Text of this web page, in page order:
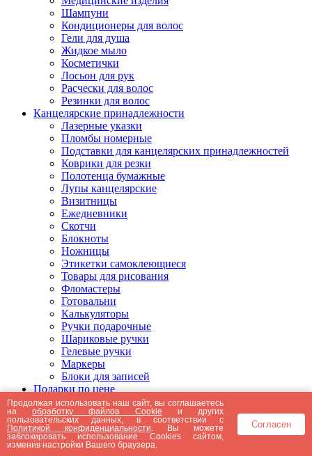
Шампуни
Кондиционеры для волос
Гели для душа
Жидкое мыло
Косметички
Лосьон для рук
Расчески для волос
Резинки для волос
Канцелярские принадлежности
Лазерные указки
Пломбы номерные
Подставки для канцелярских принадлежностей
Коврики для резки
Полотенца бумажные
Лупы канцелярские
Визитницы
Ежедневники
Скотчи
Блокноты
Ножницы
Этикетки самоклеющиеся
Товары для рисования
Фломастеры
Готовальни
Калькуляторы
Ручки подарочные
Шариковые ручки
Гелевые ручки
Маркеры
Блоки для записей
Подарки по цене
Подарки от 5000 рублей
Подарки до 5000 рублей
Подарки до 3000 рублей
Подарки до 2000 рублей
Подарки до 1000 рублей
Продолжая использовать наш сайт, вы соглашаетесь
наобработку файлов Cookie и других
пользовательских данных, в соответствии с
Политикой конфиденциальности . Вы можете
заблокировать использование Cookies сайтом,
изменив настройки Вашего браузера.
Согласен